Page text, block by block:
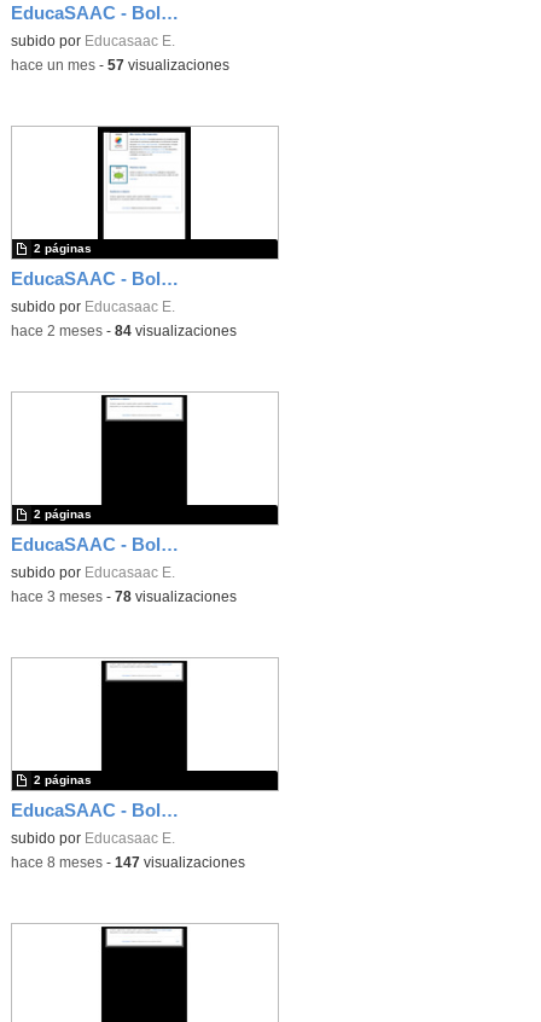
EducaSAAC - Boletín número 43
subido por Educasaac E.
-hace un mes- 57visualizaciones
EducaSAAC - Boletín número 43
subido por Educasaac E.
2 páginas
-hace 2 meses- 84visualizaciones
EducaSAAC - Boletín número 42
subido por Educasaac E.
2 páginas
-hace 3 meses- 78visualizaciones
EducaSAAC - Boletín número 41
subido por Educasaac E.
2 páginas
-hace 8 meses- 147visualizaciones